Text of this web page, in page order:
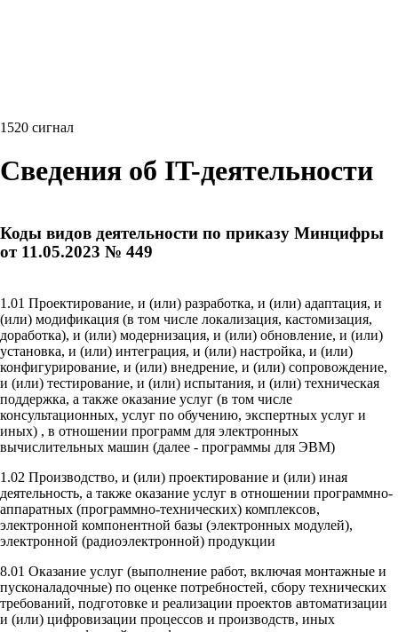
1520 сигнал
Сведения об IT-деятельности
Коды видов деятельности по приказу Минцифры
от 11.05.2023 № 449
1.01 Проектирование, и (или) разработка, и (или) адаптация, и
(или) модификация (в том числе локализация, кастомизация,
доработка), и (или) модернизация, и (или) обновление, и (или)
установка, и (или) интеграция, и (или) настройка, и (или)
конфигурирование, и (или) внедрение, и (или) сопровождение,
и (или) тестирование, и (или) испытания, и (или) техническая
поддержка, а также оказание услуг (в том числе
консультационных, услуг по обучению, экспертных услуг и
иных) , в отношении программ для электронных
вычислительных машин (далее - программы для ЭВМ)
1.02 Производство, и (или) проектирование и (или) иная
деятельность, а также оказание услуг в отношении программно-
аппаратных (программно-технических) комплексов,
электронной компонентной базы (электронных модулей),
электронной (радиоэлектронной) продукции
8.01 Оказание услуг (выполнение работ, включая монтажные и
пусконаладочные) по оценке потребностей, сбору технических
требований, подготовке и реализации проектов автоматизации
и (или) цифровизации процессов и производств, иных